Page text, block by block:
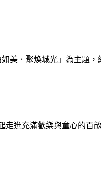
美．聚煥城光」為主題
進充滿歡樂與童心的百